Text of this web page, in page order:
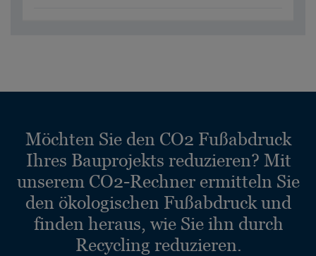
Möchten Sie den CO2 Fußabdruck
Ihres Bauprojekts reduzieren? Mit
unserem CO2-Rechner ermitteln Sie
den ökologischen Fußabdruck und
finden heraus, wie Sie ihn durch
Recycling reduzieren.